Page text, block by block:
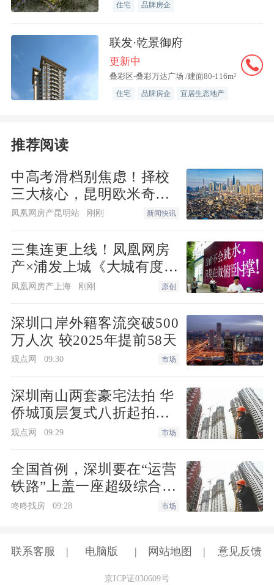
住宅 品牌房企
联发·乾景御府
更新中
叠彩区-叠彩万达广场 /建面80-116m²
住宅 品牌房企 宜居生态地产
推荐阅读
中高考滑档别焦虑！择校
三大核心，昆明欧米奇一
站式覆盖
凤凰网房产昆明站 刚刚 新闻快讯
三集连更上线！凤凰网房
产×浦发上城《大城有度》
纪录片 见证一座百万方大
凤凰网房产上海 刚刚 原创
深圳口岸外籍客流突破500
万人次 较2025年提前58天
观点网 09:30 市场
深圳南山两套豪宅法拍 华
侨城顶层复式八折起拍深
圳湾住宅1334.98万起
观点网 09:29 市场
全国首例，深圳要在“运营
铁路”上盖一座超级综合
体！
咚咚找房 09:28 市场
联系客服 电脑版 网站地图 意见反馈
京ICP证030609号